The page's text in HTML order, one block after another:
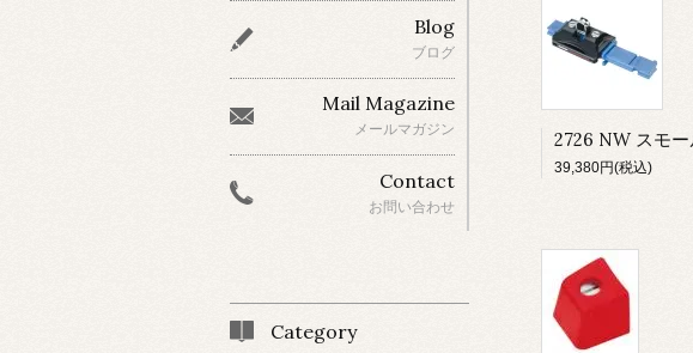
39,380円(税込)
Blog
ブログ
Mail Magazine
メールマガジン
Contact
お問い合わせ
Category